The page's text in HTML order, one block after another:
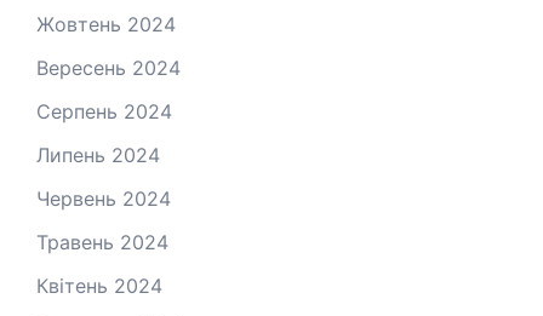
Жовтень 2024
Вересень 2024
Серпень 2024
Липень 2024
Червень 2024
Травень 2024
Квітень 2024